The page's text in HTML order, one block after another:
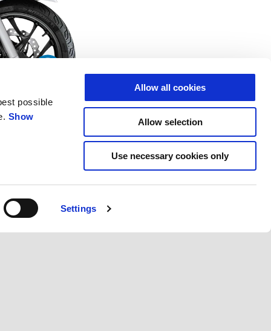
possible
Show
Settings
Allow all cookies
Allow selection
Use necessary cookies only
더 알아보기